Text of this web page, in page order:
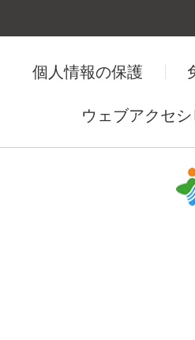
個人情報の保護
ウェブアクセシ